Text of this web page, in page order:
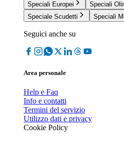
Speciali Europei
Speciali
Speciale Scudetti
Speciali
Seguici anche su
Area personale
Help e Faq
Info e contatti
Termini del servizio
Utilizzo dati e privacy
Cookie Policy